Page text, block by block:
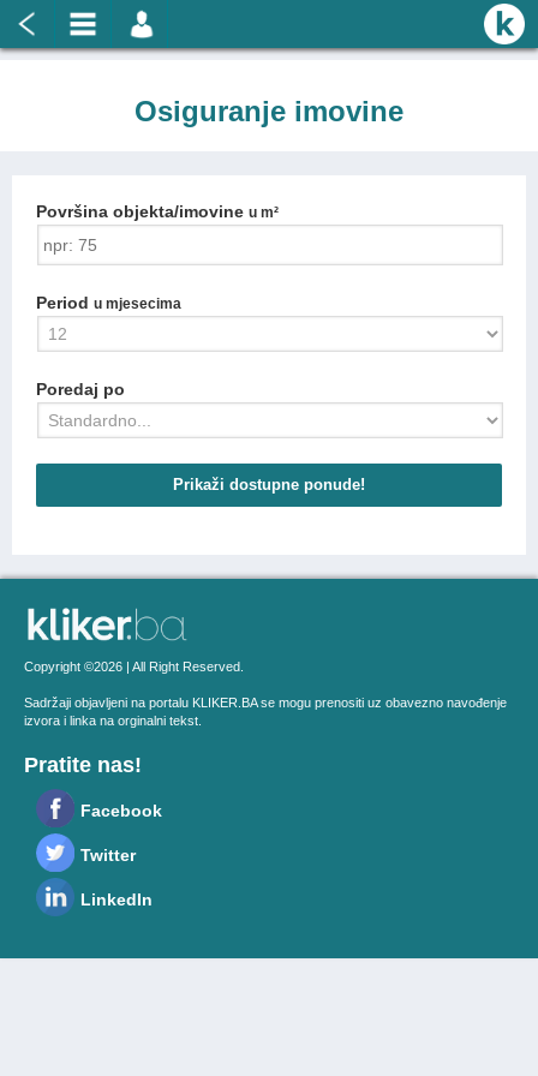
Osiguranje imovine
Površina objekta/imovine u m²
Period u mjesecima
Poredaj po
Prikaži dostupne ponude!
Copyright ©2026 | All Right Reserved.
Sadržaji objavljeni na portalu KLIKER.BA se mogu prenositi uz obavezno navođenje
izvora i linka na orginalni tekst.
Pratite nas!
Facebook
Twitter
LinkedIn